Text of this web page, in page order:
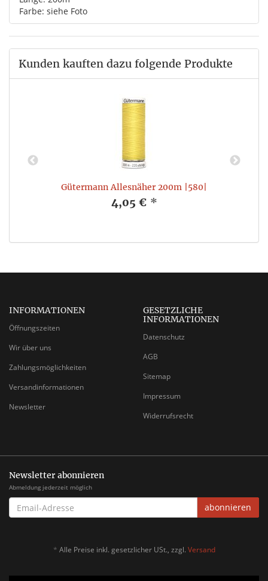
Farbe: siehe Foto
Kunden kauften dazu folgende Produkte
Gütermann Allesnäher 200m |580|
4,05 € *
INFORMATIONEN
Öffnungszeiten
Wir über uns
Zahlungsmöglichkeiten
Versandinformationen
Newsletter
GESETZLICHE
INFORMATIONEN
Datenschutz
AGB
Sitemap
Impressum
Widerrufsrecht
Newsletter abonnieren
Abmeldung jederzeit möglich
EMAIL-
ADRESSE
abonnieren
* Alle Preise inkl. gesetzlicher USt., zzgl. Versand